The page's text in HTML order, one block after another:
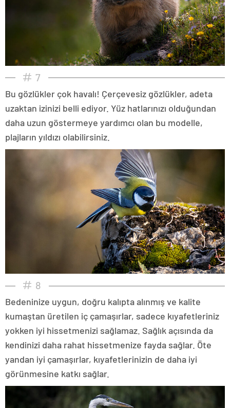
7
Bu gözlükler çok havalı! Çerçevesiz gözlükler, adeta
uzaktan izinizi belli ediyor. Yüz hatlarınızı olduğundan
daha uzun göstermeye yardımcı olan bu modelle,
plajların yıldızı olabilirsiniz.
8
Bedeninize uygun, doğru kalıpta alınmış ve kalite
kumaştan üretilen iç çamaşırlar, sadece kıyafetleriniz
yokken iyi hissetmenizi sağlamaz. Sağlık açısında da
kendinizi daha rahat hissetmenize fayda sağlar. Öte
yandan iyi çamaşırlar, kıyafetlerinizin de daha iyi
görünmesine katkı sağlar.